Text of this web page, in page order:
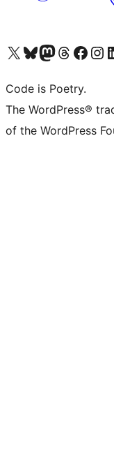
Visita il nostro account X (ex Twitter)
Visita il nostro account Bluesky
Visita il nostro account
Visita il nostro account
Visita la nostra
Visita il
Code is Poetry.
The WordPress®
of the WordPress